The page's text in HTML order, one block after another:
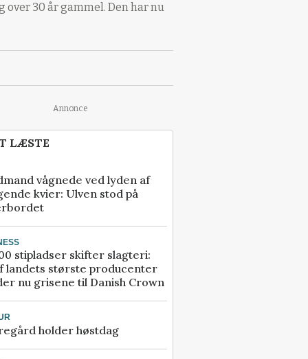
30 år gammel. Den har nu
Annonce
LÆSTE
vågnede ved lyden af
kvier: Ulven stod på
stipladser skifter slagteri:
landets største producenter
nu grisene til Danish Crown
holder høstdag